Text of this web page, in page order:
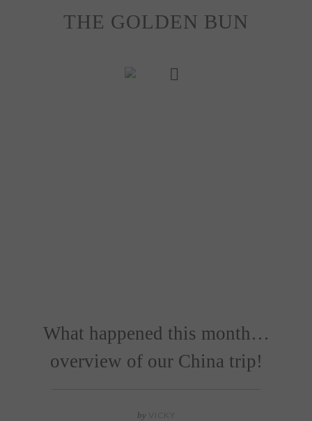
THE GOLDEN BUN
What happened this month…
overview of our China trip!
by